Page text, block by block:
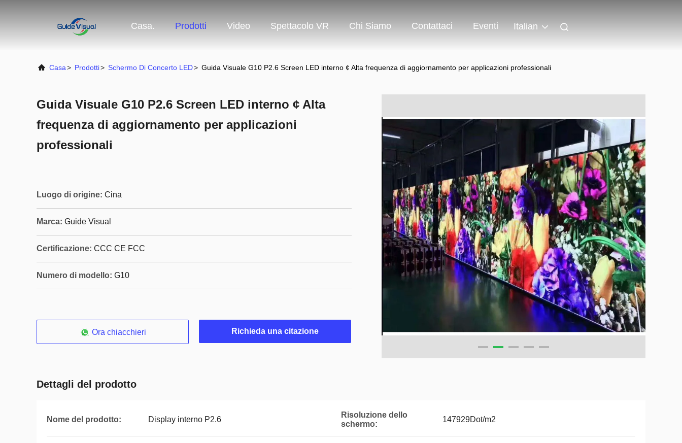
Casa. Prodotti Video Spettacolo VR Chi Siamo Contattaci Eventi Italian
Casa> Prodotti> Schermo Di Concerto LED> Guida Visuale G10 P2.6 Screen LED interno ¢ Alta frequenza di aggiornamento per applicazioni professionali
Guida Visuale G10 P2.6 Screen LED interno ¢ Alta
frequenza di aggiornamento per applicazioni
professionali
Luogo di origine: Cina
Marca: Guide Visual
Certificazione: CCC CE FCC
Numero di modello: G10
Ora chiacchieri Richieda una citazione
Dettagli del prodotto
Nome del prodotto: Display interno P2.6
Risoluzione dello
schermo:
147929Dot/m2